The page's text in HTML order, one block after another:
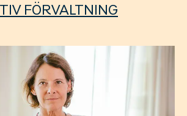
FÖRVALTNING